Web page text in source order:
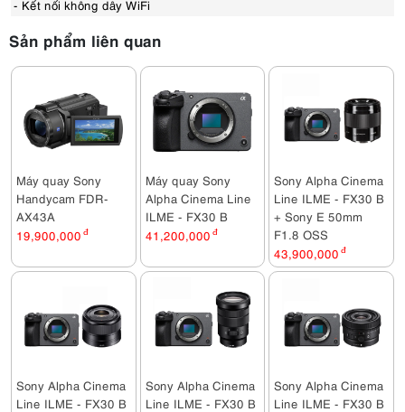
- Kết nối không dây WiFi
Sản phẩm liên quan
Máy quay Sony
Handycam FDR-
AX43A
19,900,000 đ
Máy quay Sony
Alpha Cinema Line
ILME - FX30 B
41,200,000 đ
Sony Alpha Cinema
Line ILME - FX30 B
+ Sony E 50mm
F1.8 OSS
43,900,000 đ
Sony Alpha Cinema
Line ILME - FX30 B
Sony Alpha Cinema
Line ILME - FX30 B
Sony Alpha Cinema
Line ILME - FX30 B